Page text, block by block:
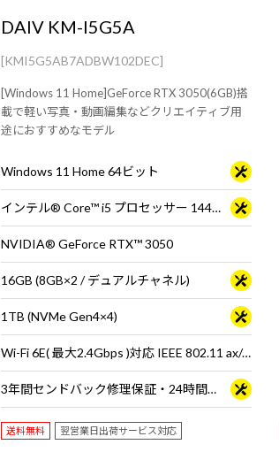
DAIV KM-I5G5A
[KMI5G5AB7ADBW102DEC]
[Windows 11 Home]GeForce RTX 3050(6GB)搭
載で軽い写真・動画編集などクリエイティブ用
途におすすめなモデル
Windows 11 Home 64ビット
インテル® Core™ i5 プロセッサー 14400F
NVIDIA® GeForce RTX™ 3050
16GB (8GB×2 / デュアルチャネル)
1TB (NVMe Gen4×4)
Wi-Fi 6E( 最大2.4Gbps )対応 IEEE 802.11 ax/ac/a/b/g/n準拠 ＋ Bluetooth 5内蔵
3年間センドバック修理保証・24時間×365日電話サポート
送料無料 翌営業日出荷サービス対応